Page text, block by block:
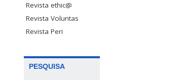
Revista ethic@
Revista Voluntas
Revista Peri
PESQUISA